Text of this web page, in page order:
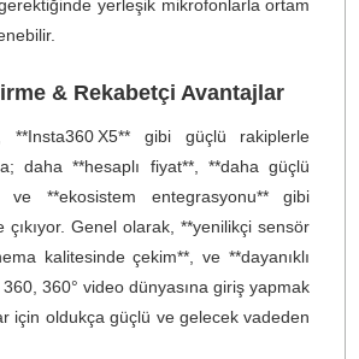
o özel anları uzun süre keyifle
**düşük ışıkta bile net
ve **SuperNight modu**,
mükemmel detay sunar.
120 MP (16K) 360° fotoğraf**
detaylara sahip etkileyici
Kullanım ve Dayanıklılık